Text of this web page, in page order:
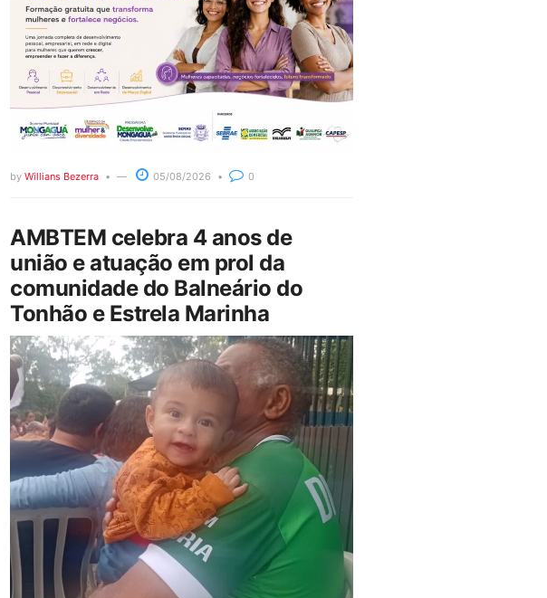
by Willians Bezerra 05/08/2026 0
AMBTEM celebra 4 anos de
união e atuação em prol da
comunidade do Balneário do
Tonhão e Estrela Marinha